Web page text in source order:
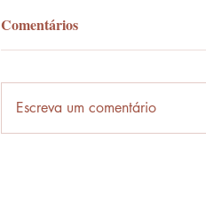
Palavra-ônibus
Comentários
Escreva um comentário